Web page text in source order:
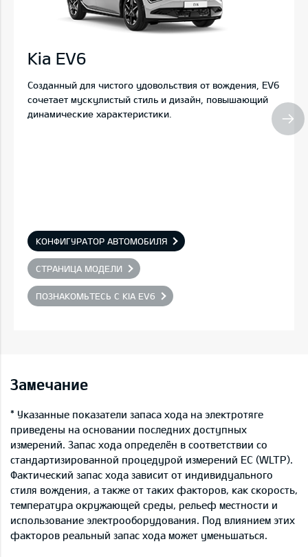
Kia EV6
Созданный для чистого удовольствия от вождения, EV6
сочетает мускулистый стиль и дизайн, повышающий
динамические характеристики.
КОНФИГУРАТОР АВТОМОБИЛЯ
СТРАНИЦА МОДЕЛИ
ПОЗНАКОМЬТЕСЬ С KIA EV6
Замечание
* Указанные показатели запаса хода на электротяге
приведены на основании последних доступных
измерений. Запас хода определён в соответствии со
стандартизированной процедурой измерений ЕС (WLTP).
Фактический запас хода зависит от индивидуального
стиля вождения, а также от таких факторов, как скорость,
температура окружающей среды, рельеф местности и
использование электрооборудования. Под влиянием этих
факторов реальный запас хода может уменьшаться.